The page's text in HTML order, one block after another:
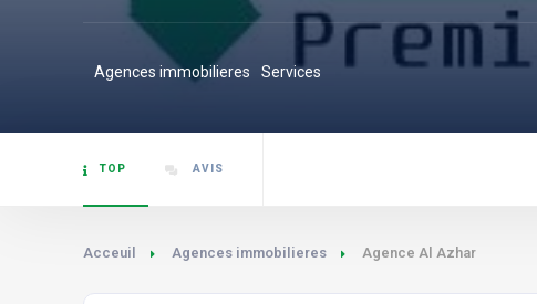
Agences immobilieres Services
TOP AVIS
Acceuil Agences immobilieres Agence Al Azhar